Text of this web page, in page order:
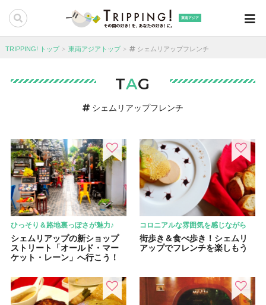
東南アジア
TRIPPING! トップ 東南アジアトップ シェムリアップフレンチ
TAG
シェムリアップフレンチ
ひっそり＆路地裏っぽさが魅力♪
シェムリアップの新ショップ
ストリート「オールド・マー
ケット・レーン」へ行こう！
コロニアルな雰囲気を感じながら
街歩き＆食べ歩き！シェムリ
アップでフレンチを楽しもう